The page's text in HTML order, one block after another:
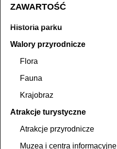
ZAWARTOŚĆ
Historia parku
Walory przyrodnicze
Flora
Fauna
Krajobraz
Atrakcje turystyczne
Atrakcje przyrodnicze
Muzea i centra informacyjne